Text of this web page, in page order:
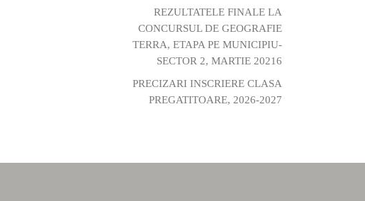
REZULTATELE FINALE LA
CONCURSUL DE GEOGRAFIE
TERRA, ETAPA PE MUNICIPIU-
SECTOR 2, MARTIE 20216
PRECIZARI INSCRIERE CLASA
PREGATITOARE, 2026-2027